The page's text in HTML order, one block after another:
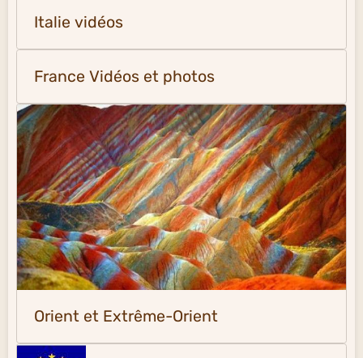
Italie vidéos
France Vidéos et photos
Orient et Extrême-Orient